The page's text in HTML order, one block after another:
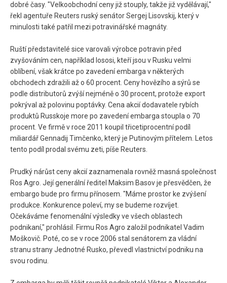
dobré časy. "Velkoobchodní ceny již stouply, takže již vydělávají,"
řekl agentuře Reuters ruský senátor Sergej Lisovskij, který v
minulosti také patřil mezi potravinářské magnáty.
Ruští představitelé sice varovali výrobce potravin před
zvyšováním cen, například lososi, kteří jsou v Rusku velmi
oblíbení, však krátce po zavedení embarga v některých
obchodech zdražili až o 60 procent. Ceny hovězího a sýrů se
podle distributorů zvýší nejméně o 30 procent, protože export
pokrýval až polovinu poptávky. Cena akcií dodavatele rybích
produktů Russkoje more po zavedení embarga stoupla o 70
procent. Ve firmě v roce 2011 koupil třicetiprocentní podíl
miliardář Gennadij Timčenko, který je Putinovým přítelem. Letos
tento podíl prodal svému zeti, píše Reuters.
Prudký nárůst ceny akcií zaznamenala rovněž masná společnost
Ros Agro. Její generální ředitel Maksim Basov je přesvědčen, že
embargo bude pro firmu přínosem. "Máme prostor ke zvýšení
produkce. Konkurence poleví, my se budeme rozvíjet.
Očekáváme fenomenální výsledky ve všech oblastech
podnikaní," prohlásil. Firmu Ros Agro založil podnikatel Vadim
Moškovič. Poté, co se v roce 2006 stal senátorem za vládní
stranu strany Jednotné Rusko, převedl vlastnictví podniku na
svou rodinu.